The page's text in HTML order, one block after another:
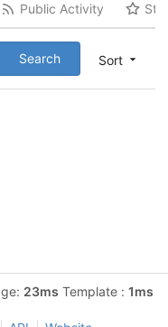
Public Activity
Sort
Search
23ms Template : 1ms